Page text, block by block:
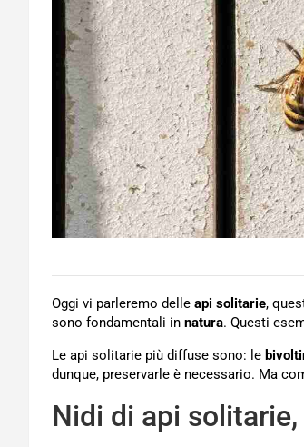
Oggi vi parleremo delle api solitarie,
sono fondamentali in natura. Questi
Le api solitarie più diffuse sono: le
dunque, preservarle è necessario. Ma
Nidi di api